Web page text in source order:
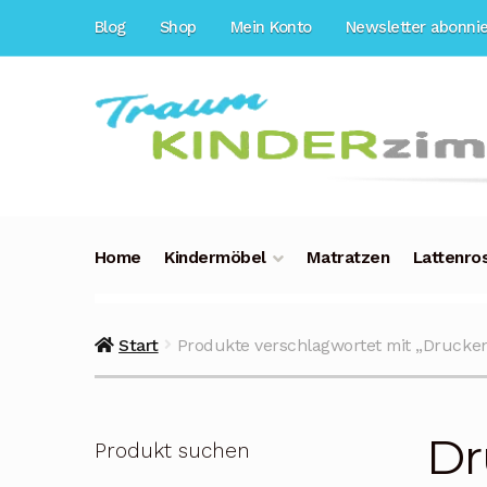
Blog Shop Mein Konto Newsletter
Home Kindermöbel Matratzen
Start Produkte verschlagwortet mit
Produkt suchen